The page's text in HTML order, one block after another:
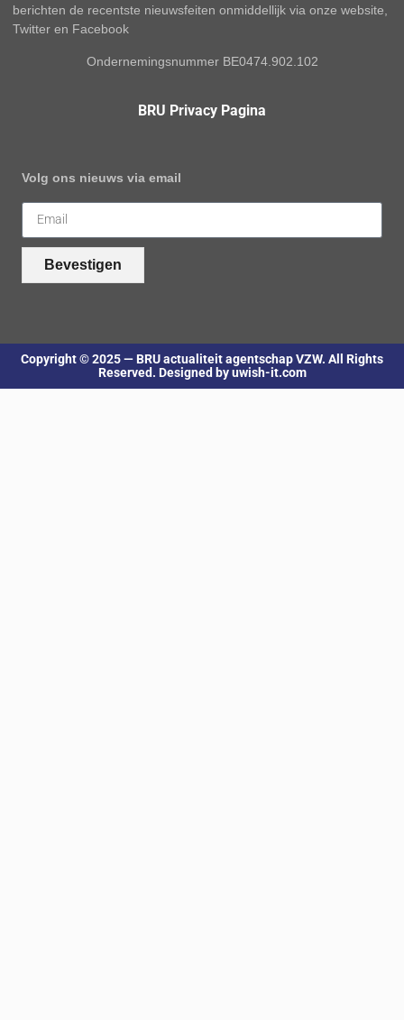
berichten de recentste nieuwsfeiten onmiddellijk via onze website,
Twitter en Facebook
Ondernemingsnummer BE0474.902.102
BRU Privacy Pagina
Volg ons nieuws via email
Bevestigen
Copyright © 2025 — BRU actualiteit agentschap VZW. All Rights
Reserved. Designed by uwish-it.com